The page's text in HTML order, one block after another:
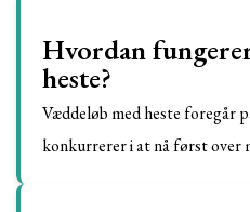
Hvordan
heste?
Væddeløb med heste foregår
konkurrerer i at nå først over